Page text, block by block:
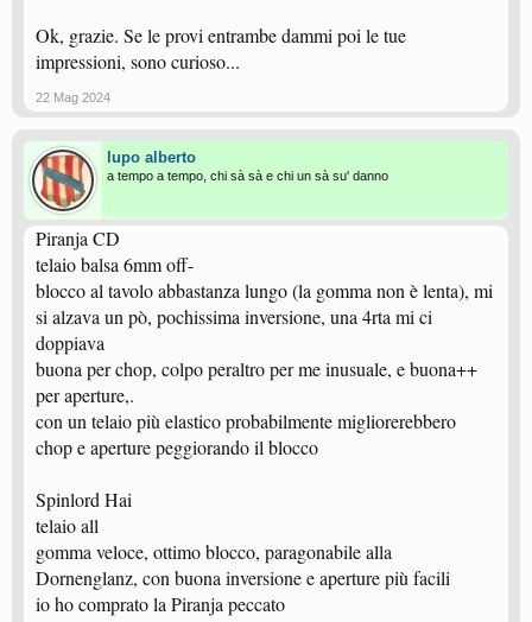
Ok, grazie. Se le provi entrambe dammi poi le tue
impressioni, sono curioso...
22 Mag 2024
lupo alberto
a tempo a tempo, chi sà sà e chi un sà su' danno
Piranja CD
telaio balsa 6mm off-
blocco al tavolo abbastanza lungo (la gomma non è lenta), mi
si alzava un pò, pochissima inversione, una 4rta mi ci
doppiava
buona per chop, colpo peraltro per me inusuale, e buona++
per aperture,.
con un telaio più elastico probabilmente migliorerebbero
chop e aperture peggiorando il blocco
Spinlord Hai
telaio all
gomma veloce, ottimo blocco, paragonabile alla
Dornenglanz, con buona inversione e aperture più facili
io ho comprato la Piranja peccato